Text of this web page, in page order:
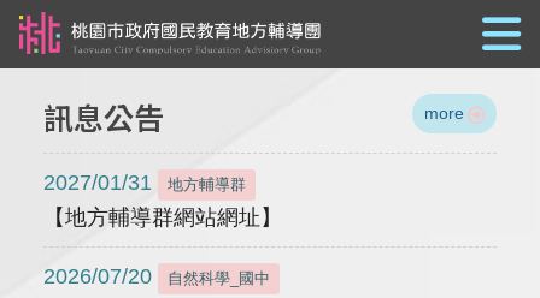
訊息公告 more
2027/01/31 地方輔導群
【地方輔導群網站網址】
2026/07/20 自然科學_國中